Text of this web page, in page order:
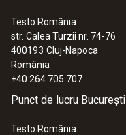
Testo România
str. Calea Turzii nr. 74-76
400193 Cluj-Napoca
România
+40 264 705 707
Punct de lucru București
Testo România